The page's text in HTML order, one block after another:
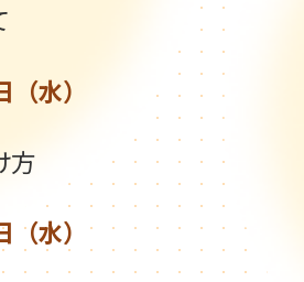
水）
方
水）